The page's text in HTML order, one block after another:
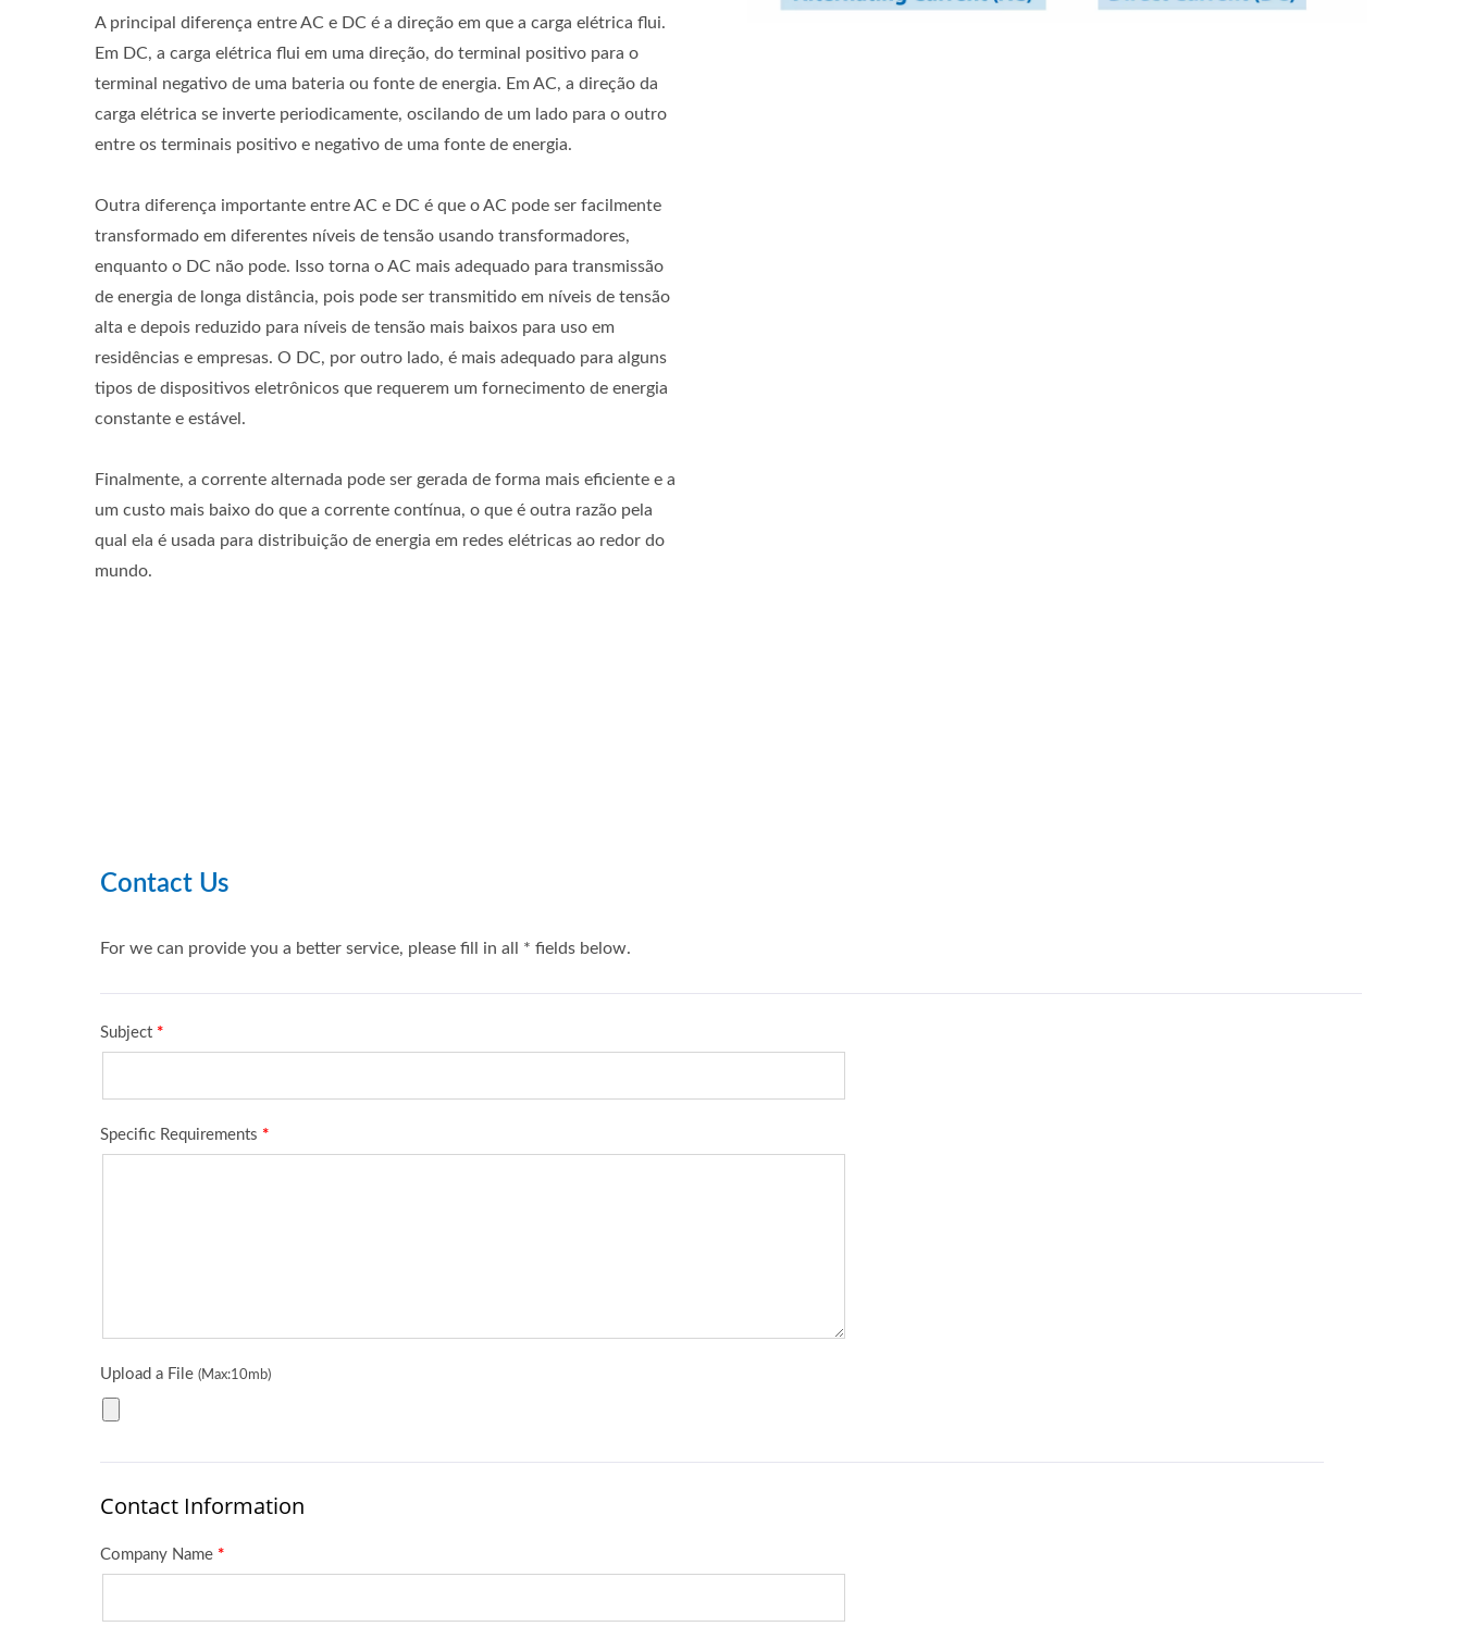
A principal diferença entre AC e DC é a direção em que a carga elétrica flui.
Em DC, a carga elétrica flui em uma direção, do terminal positivo para o
terminal negativo de uma bateria ou fonte de energia. Em AC, a direção da
carga elétrica se inverte periodicamente, oscilando de um lado para o outro
entre os terminais positivo e negativo de uma fonte de energia.
Outra diferença importante entre AC e DC é que o AC pode ser facilmente
transformado em diferentes níveis de tensão usando transformadores,
enquanto o DC não pode. Isso torna o AC mais adequado para transmissão
de energia de longa distância, pois pode ser transmitido em níveis de tensão
alta e depois reduzido para níveis de tensão mais baixos para uso em
residências e empresas. O DC, por outro lado, é mais adequado para alguns
tipos de dispositivos eletrônicos que requerem um fornecimento de energia
constante e estável.
Finalmente, a corrente alternada pode ser gerada de forma mais eficiente e a
um custo mais baixo do que a corrente contínua, o que é outra razão pela
qual ela é usada para distribuição de energia em redes elétricas ao redor do
mundo.